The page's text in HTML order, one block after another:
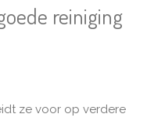
reiniging
ze voor op verdere